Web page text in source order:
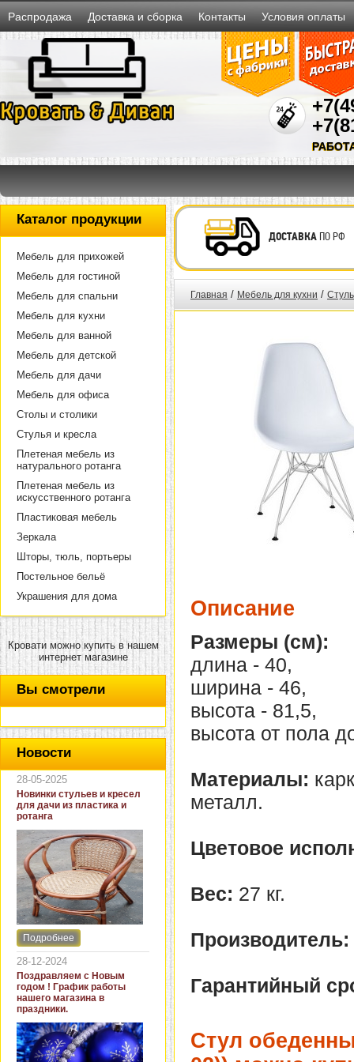
Распродажа Доставка и сборка Контакты Условия оплаты
Каталог продукции
Мебель для прихожей
Мебель для гостиной
Мебель для спальни
Мебель для кухни
Мебель для ванной
Мебель для детской
Мебель для дачи
Мебель для офиса
Столы и столики
Стулья и кресла
Плетеная мебель из
натурального ротанга
Плетеная мебель из
искусственного ротанга
Пластиковая мебель
Зеркала
Шторы, тюль, портьеры
Постельное бельё
Украшения для дома
Кровати можно купить в нашем
интернет магазине
Вы смотрели
Новости
28-05-2025
Новинки стульев и кресел
для дачи из пластика и
ротанга
Интернет-магазин "Кровать
и диван" представляет
новинки стульев и кресел
для дачи. В ассортименте
представлены как
бюджетные модели из
пластика для дачи, так и
кресла для загородных
домов из натурального и
искусственного ротанга.
Подробнее
28-12-2024
Поздравляем с Новым
годом ! График работы
нашего магазина в
праздники.
ДОСТАВКАПО РФ
Главная / Мебель для кухни /
Описание
Размеры (см):
длина - 40,
ширина - 46,
высота - 81,5,
высота от пола
Материалы:
металл.
Цветовое
Вес: 27 кг.
Производитель:
Гарантийный
Стул